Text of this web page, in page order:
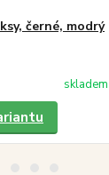
černé, modrý
skladem